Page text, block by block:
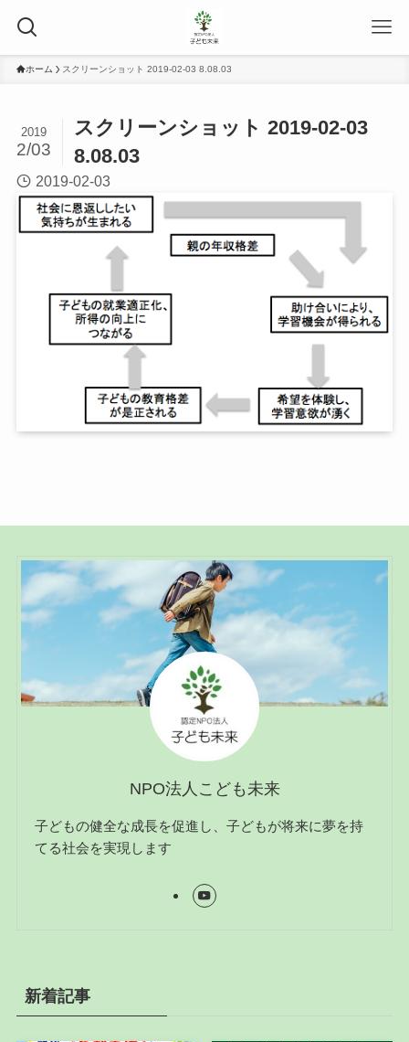
ホーム スクリーンショット 2019-02-03 8.08.03
スクリーンショット 2019-02-03
8.08.03
2019
2/03
2019-02-03
NPO法人こども未来
子どもの健全な成長を促進し、子どもが将来に夢を持
てる社会を実現します
新着記事